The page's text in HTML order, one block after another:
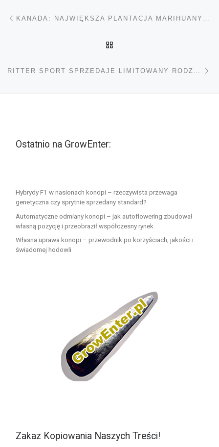
Nawigacja wpisu
Ostatnio na GrowEnter:
Hybrydy F1 w nasionach konopi – rzeczywista przewaga
genetyczna czy sprytnie sprzedany standard?
Automatyczne odmiany konopi – jak autoflowering zbudował
własną pozycję i przeobraził współczesny rynek
Własna uprawa konopi – przewodnik po korzyściach, jakości i
świadomej hodowli
Zakaz Kopiowania Naszych Treści!